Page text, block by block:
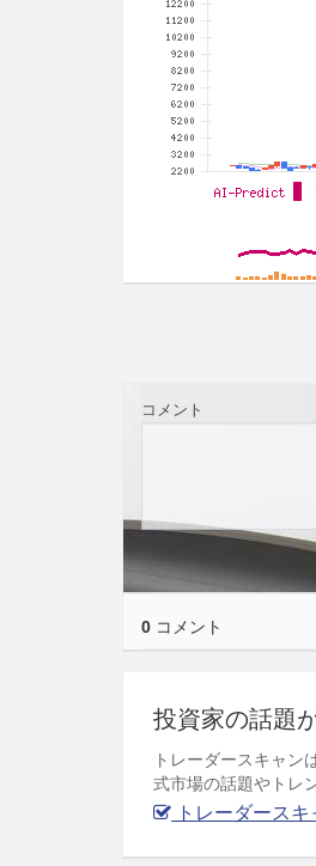
コメント
0 コメント
投資家の話題
トレーダースキャン
式市場の話題やトレ
トレーダースキ